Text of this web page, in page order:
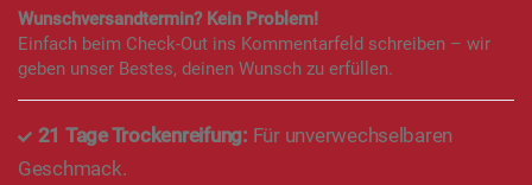
Wunschversandtermin? Kein Problem!
Einfach beim Check-Out ins Kommentarfeld schreiben – wir
geben unser Bestes, deinen Wunsch zu erfüllen.
21 Tage Trockenreifung: Für unverwechselbaren
Geschmack.